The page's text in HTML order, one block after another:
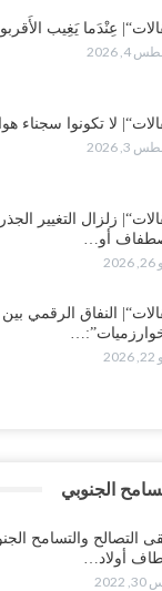
عِنْدَما يَغِيب
4, 2026
لا تكونوا سجناء
3, 2026
زلزال التغيير
أو…
النفاق الرقمي
الجنوبي
التصالح والتسامح
أولاد…